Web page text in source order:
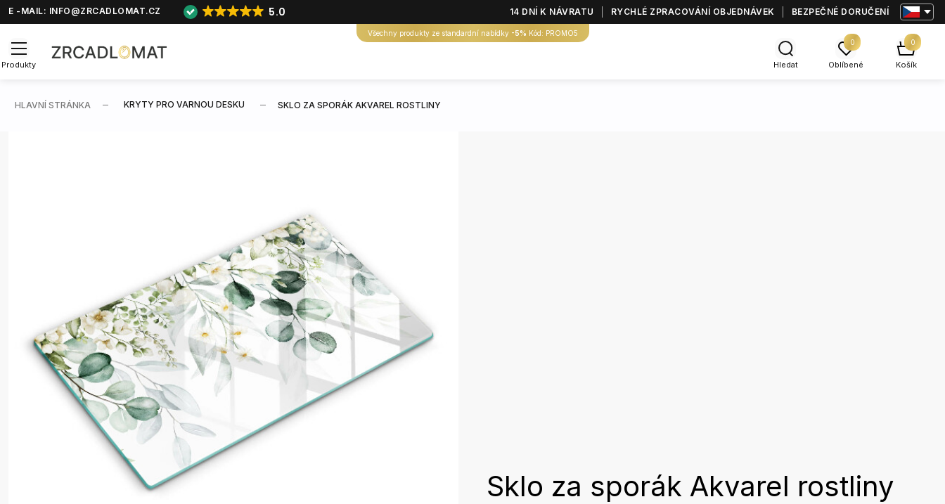
E -MAIL: INFO@ZRCADLOMAT.CZ 5.0 14 DNÍ K NÁVRATU RYCHLÉ ZPRACOVÁNÍ OBJEDNÁVEK BEZPEČNÉ DORUČENÍ
Všechny produkty ze standardní nabídky -5% Kód: PROMO5
Produkty Hledat
0
Oblíbené
0
Košík
HLAVNÍ STRÁNKA KRYTY PRO VARNOU DESKU SKLO ZA SPORÁK AKVAREL ROSTLINY
Sklo za sporák Akvarel rostliny